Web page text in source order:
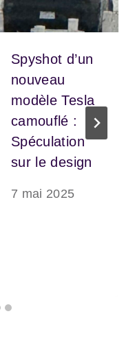
Spyshot d’un
nouveau
modèle Tesla
camouflé :
Spéculation
sur le design
7 mai 2025